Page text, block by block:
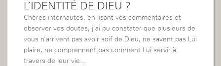
L’IDENTITÉ DE DIEU ?
Chères internautes, en lisant vos commentaires et
observer vos doutes, j’ai pu constater que plusieurs de
vous n’arrivent pas avoir soif de Dieu, ne savent pas Lui
plaire, ne comprennent pas comment Lui servir à
travers de leur vie…